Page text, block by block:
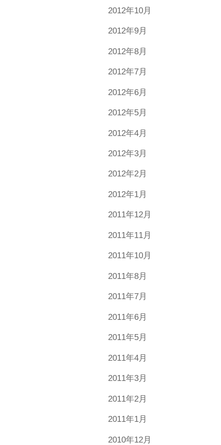
2012年10月
2012年9月
2012年8月
2012年7月
2012年6月
2012年5月
2012年4月
2012年3月
2012年2月
2012年1月
2011年12月
2011年11月
2011年10月
2011年8月
2011年7月
2011年6月
2011年5月
2011年4月
2011年3月
2011年2月
2011年1月
2010年12月